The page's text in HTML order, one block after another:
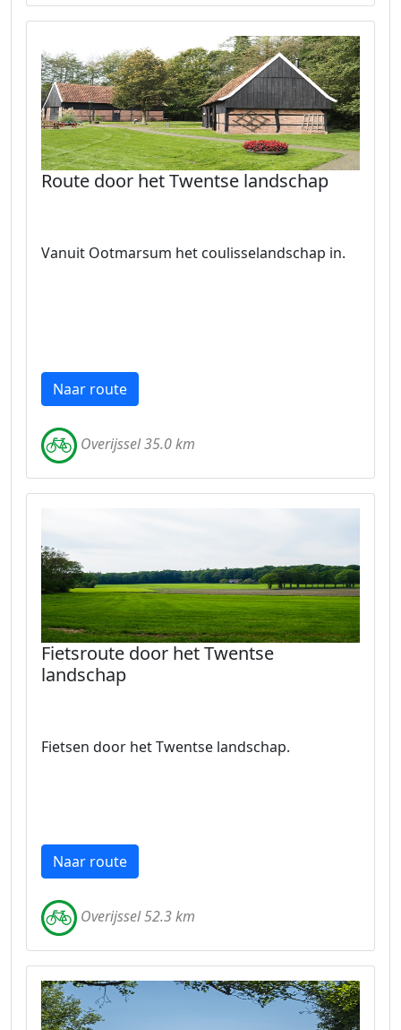
Route door het Twentse landschap
Vanuit Ootmarsum het coulisselandschap in.
Naar route
Overijssel 35.0 km
Fietsroute door het Twentse
landschap
Fietsen door het Twentse landschap.
Naar route
Overijssel 52.3 km